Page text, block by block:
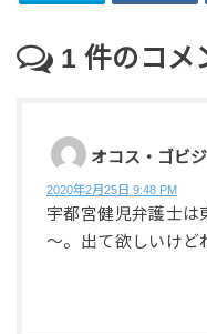
1件のコメ
オコス・ゴビ
2020年2月25日 9:48 PM
宇都宮健児弁護士は
～。出て欲しいけど